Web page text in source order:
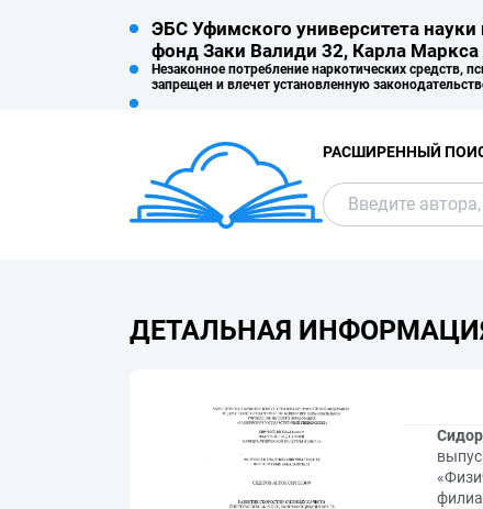
ЭБС Уфимского университета науки
фонд Заки Валиди 32, Карла Маркса
Незаконное потребление наркотических средств,
запрещен и влечет установленную
РАСШИРЕННЫЙ
ДЕТАЛЬНАЯ